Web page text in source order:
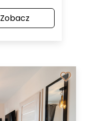
Zobacz